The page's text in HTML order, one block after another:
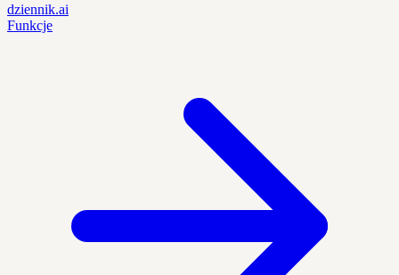
dziennik.ai
Funkcje